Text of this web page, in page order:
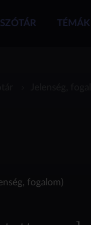
SZÓTÁR TÉMÁK
fogalom)